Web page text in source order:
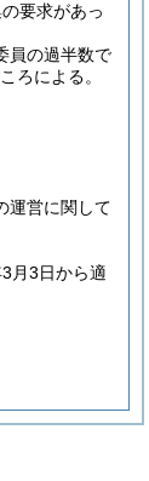
要求があっ
員の過半数で
ろによる。
運営に関して
月3日から適